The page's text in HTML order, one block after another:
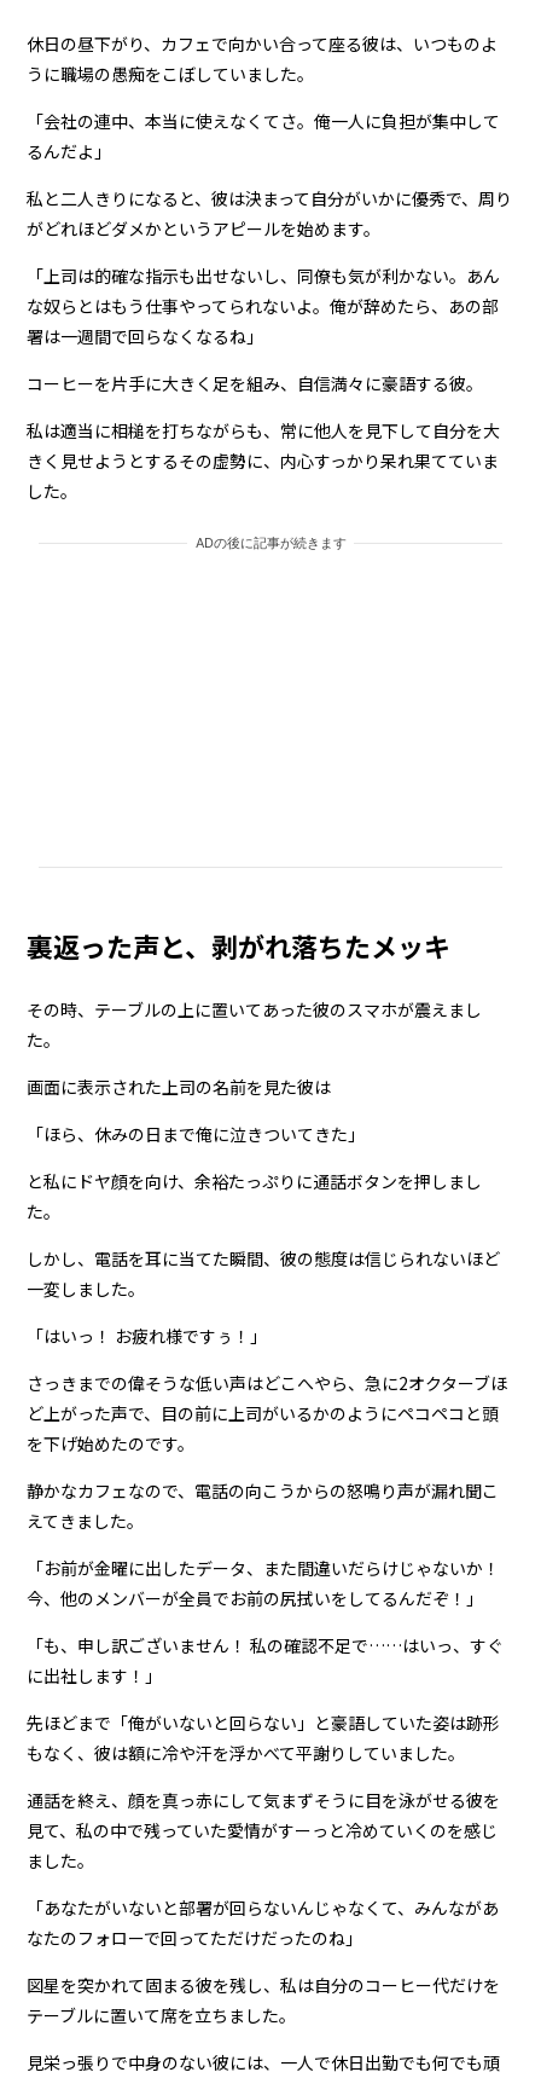
休日の昼下がり、カフェで向かい合って座る彼は、いつものよ
うに職場の愚痴をこぼしていました。
「会社の連中、本当に使えなくてさ。俺一人に負担が集中して
るんだよ」
私と二人きりになると、彼は決まって自分がいかに優秀で、周り
がどれほどダメかというアピールを始めます。
「上司は的確な指示も出せないし、同僚も気が利かない。あん
な奴らとはもう仕事やってられないよ。俺が辞めたら、あの部
署は一週間で回らなくなるね」
コーヒーを片手に大きく足を組み、自信満々に豪語する彼。
私は適当に相槌を打ちながらも、常に他人を見下して自分を大
きく見せようとするその虚勢に、内心すっかり呆れ果てていま
した。
ADの後に記事が続きます
裏返った声と、剥がれ落ちたメッキ
その時、テーブルの上に置いてあった彼のスマホが震えまし
た。
画面に表示された上司の名前を見た彼は
「ほら、休みの日まで俺に泣きついてきた」
と私にドヤ顔を向け、余裕たっぷりに通話ボタンを押しまし
た。
しかし、電話を耳に当てた瞬間、彼の態度は信じられないほど
一変しました。
「はいっ！ お疲れ様ですぅ！」
さっきまでの偉そうな低い声はどこへやら、急に2オクターブほ
ど上がった声で、目の前に上司がいるかのようにペコペコと頭
を下げ始めたのです。
静かなカフェなので、電話の向こうからの怒鳴り声が漏れ聞こ
えてきました。
「お前が金曜に出したデータ、また間違いだらけじゃないか！
今、他のメンバーが全員でお前の尻拭いをしてるんだぞ！」
「も、申し訳ございません！ 私の確認不足で……はいっ、すぐ
に出社します！」
先ほどまで「俺がいないと回らない」と豪語していた姿は跡形
もなく、彼は額に冷や汗を浮かべて平謝りしていました。
通話を終え、顔を真っ赤にして気まずそうに目を泳がせる彼を
見て、私の中で残っていた愛情がすーっと冷めていくのを感じ
ました。
「あなたがいないと部署が回らないんじゃなくて、みんながあ
なたのフォローで回ってただけだったのね」
図星を突かれて固まる彼を残し、私は自分のコーヒー代だけを
テーブルに置いて席を立ちました。
見栄っ張りで中身のない彼には、一人で休日出勤でも何でも頑